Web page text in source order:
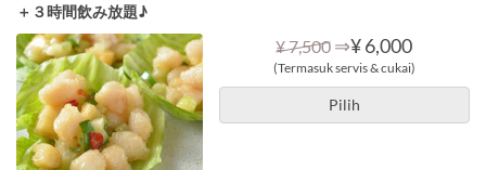
＋３時間飲み放題♪
¥ 7,500 ⇒¥ 6,000
(Termasuk servis & cukai)
Pilih